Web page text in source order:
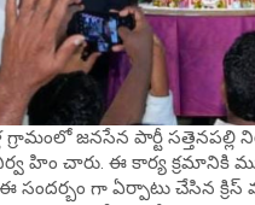
గ్రామంలో జనసేన పార్టీ
హిం చారు. ఈ కార్య క్రమానికి
సందర్బం గా ఏర్పాటు చేసిన